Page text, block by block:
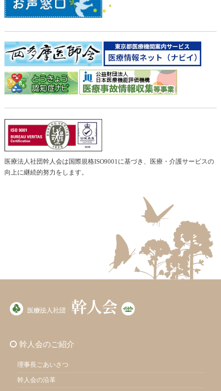
医療法人社団幹人会は国際規格ISO9001に基づき、医療・介護サービスの
向上に継続的努力をします。
幹人会のご紹介
理事長ごあいさつ
幹人会の沿革